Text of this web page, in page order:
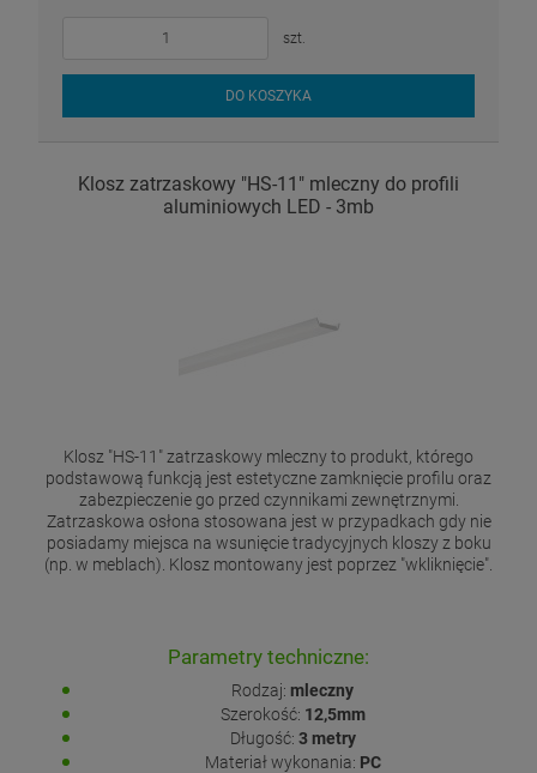
szt.
DO KOSZYKA
Klosz zatrzaskowy "HS-11" mleczny do profili
aluminiowych LED - 3mb
Klosz "HS-11" zatrzaskowy mleczny to produkt, którego
podstawową funkcją jest estetyczne zamknięcie profilu oraz
zabezpieczenie go przed czynnikami zewnętrznymi.
Zatrzaskowa osłona stosowana jest w przypadkach gdy nie
posiadamy miejsca na wsunięcie tradycyjnych kloszy z boku
(np. w meblach). Klosz montowany jest poprzez "wkliknięcie".
Parametry techniczne:
Rodzaj: mleczny
Szerokość: 12,5mm
Długość: 3 metry
Materiał wykonania: PC